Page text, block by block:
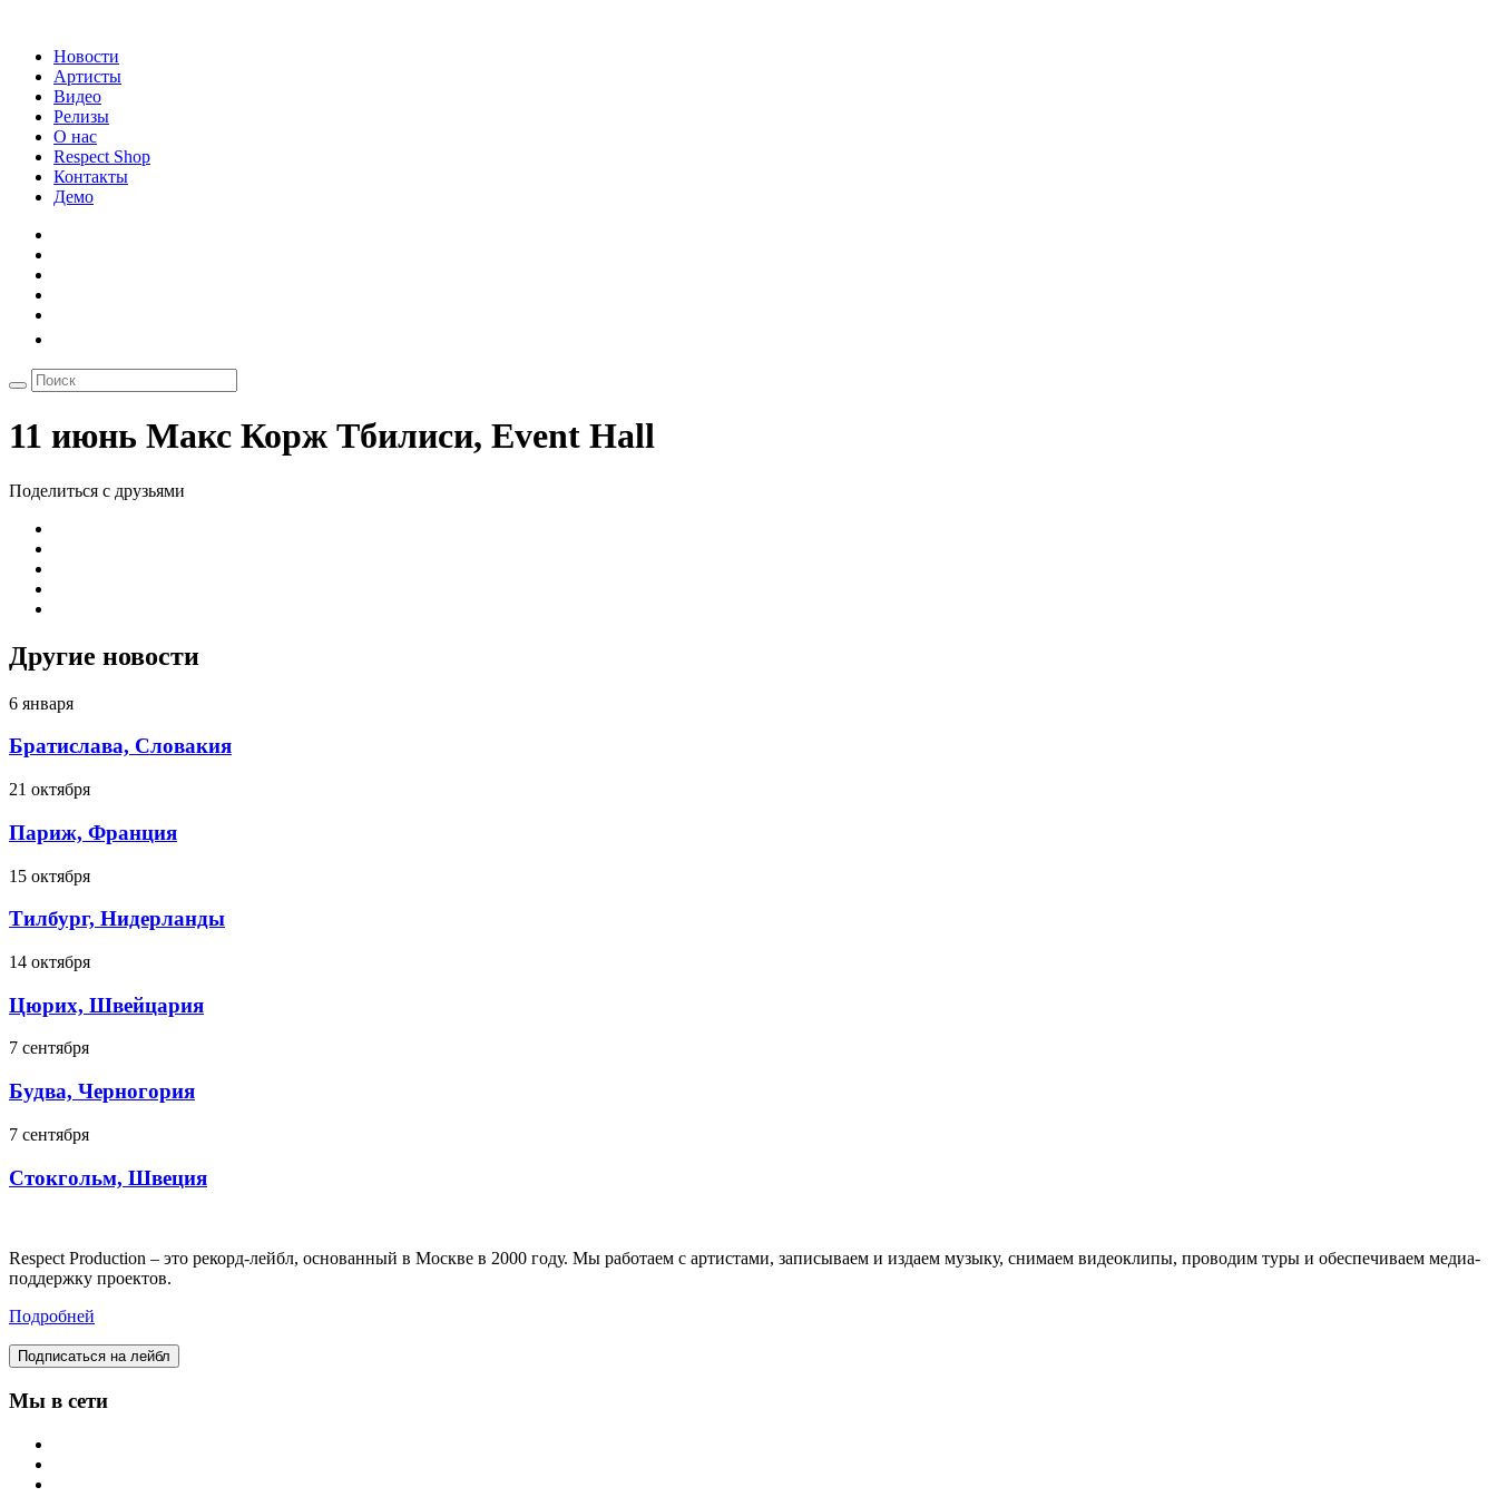
Новости
Артисты
Видео
Релизы
О нас
Respect Shop
Контакты
Демо
11 июнь Макс Корж Тбилиси, Event Hall
Поделиться с друзьями
Другие новости
6 января
Братислава, Словакия
21 октября
Париж, Франция
15 октября
Тилбург, Нидерланды
14 октября
Цюрих, Швейцария
7 сентября
Будва, Черногория
7 сентября
Стокгольм, Швеция
Respect Production – это рекорд-лейбл, основанный в Москве в 2000 году. Мы работаем с артистами, записываем и издаем музыку, снимаем видеоклипы, проводим туры и обеспечиваем медиа-
поддержку проектов.
Подробней
Подписаться на лейбл
Мы в сети